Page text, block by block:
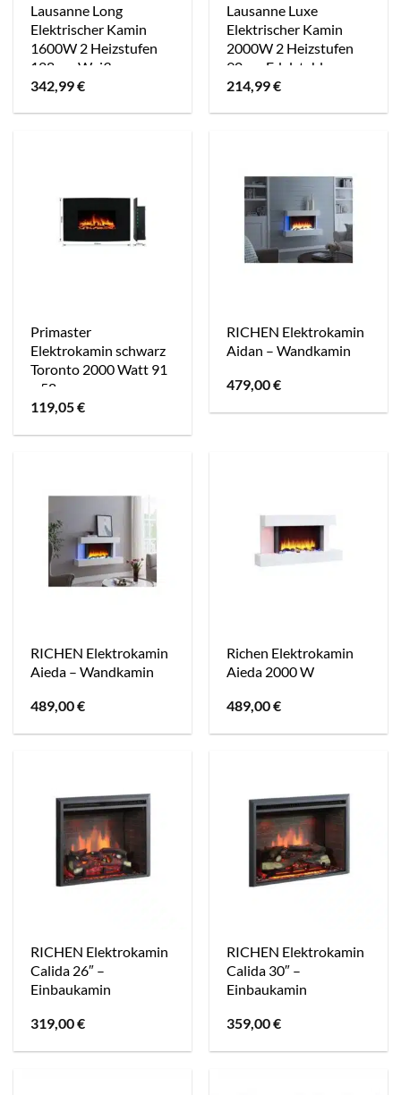
Lausanne Long
Elektrischer Kamin
1600W 2 Heizstufen
128 cm Weiß
342,99€
Lausanne Luxe
Elektrischer Kamin
2000W 2 Heizstufen
90 cm Edelstahl
214,99€
Primaster
Elektrokamin schwarz
Toronto 2000 Watt 91
x 58 cm
119,05€
RICHEN Elektrokamin
Aidan – Wandkamin
479,00€
RICHEN Elektrokamin
Aieda – Wandkamin
489,00€
Richen Elektrokamin
Aieda 2000 W
489,00€
RICHEN Elektrokamin
Calida 26″ –
Einbaukamin
319,00€
RICHEN Elektrokamin
Calida 30″ –
Einbaukamin
359,00€